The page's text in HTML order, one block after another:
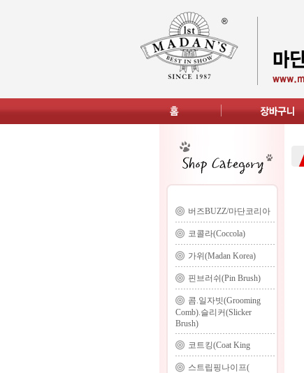
버즈BUZZ/마단코리아
코콜라(Coccola)
가위(Madan Korea)
핀브러쉬(Pin Brush)
콤.일자빗(Grooming
Comb).슬리커(Slicker
Brush)
코트킹(Coat King
스트립핑나이프(